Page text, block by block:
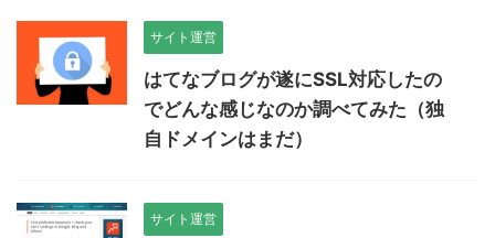
サイト運営
はてなブログが遂にSSL対応したの
でどんな感じなのか調べてみた（独
自ドメインはまだ）
サイト運営